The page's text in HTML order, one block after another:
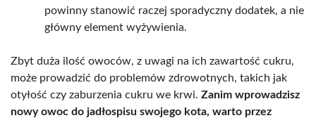
powinny stanowić raczej sporadyczny dodatek, a nie
główny element wyżywienia.
Zbyt duża ilość owoców, z uwagi na ich zawartość cukru,
może prowadzić do problemów zdrowotnych, takich jak
otyłość czy zaburzenia cukru we krwi. Zanim wprowadzisz
nowy owoc do jadłospisu swojego kota, warto przez